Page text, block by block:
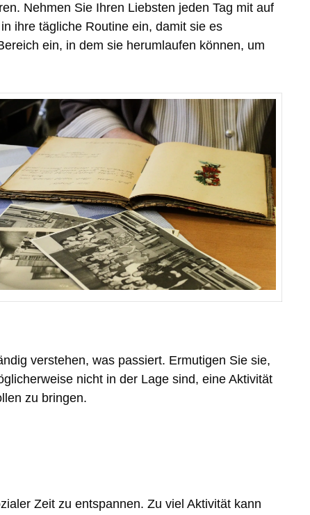
Nehmen Sie Ihren Liebsten jeden Tag mit auf
ihre tägliche Routine ein, damit sie es
ein, in dem sie herumlaufen können, um
verstehen, was passiert. Ermutigen Sie sie,
nicht in der Lage sind, eine Aktivität
zu bringen.
Zeit zu entspannen. Zu viel Aktivität kann